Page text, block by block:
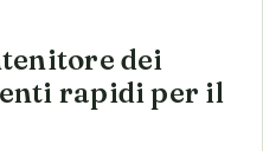
dei
rapidi per il